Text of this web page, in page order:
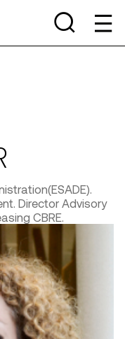
Director Advisory
CBRE.